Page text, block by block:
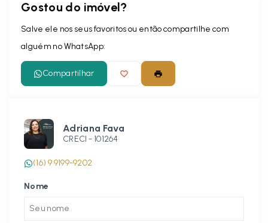
Gostou do imóvel?
Salve ele nos seus favoritos ou então compartilhe com
alguém no WhatsApp:
Compartilhar
Adriana Fava
CRECI - 101264
(16) 9 9199-9202
Nome